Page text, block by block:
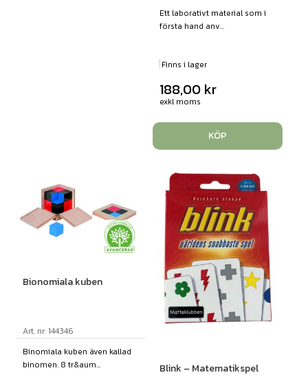
Ett laborativt material som i
första hand anv...
Finns i lager
188,00 kr
exkl moms
KÖP
Bionomiala kuben
Art. nr: 144346
Binomiala kuben även kallad
binomen. 8 tr&aum...
Blink – Matematikspel